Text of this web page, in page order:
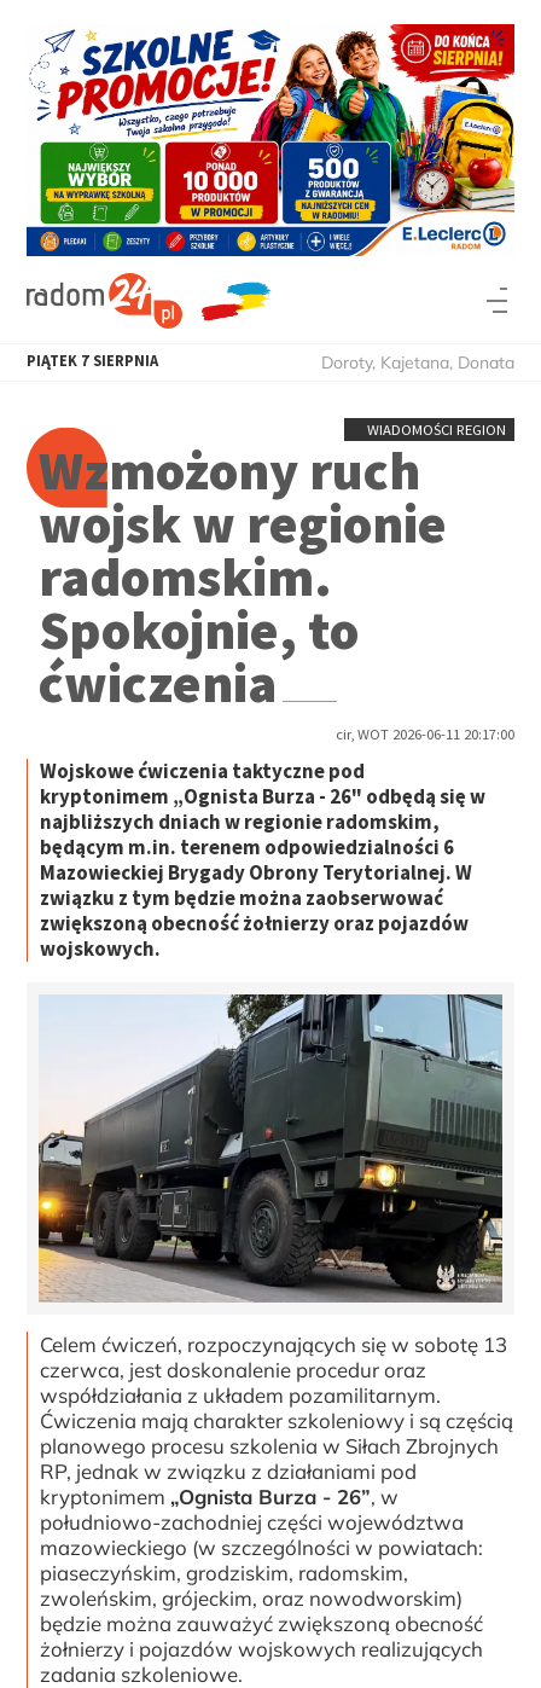
PIĄTEK 7 SIERPNIA Doroty, Kajetana, Donata
WIADOMOŚCI REGION
Wzmożony ruch
wojsk w regionie
radomskim.
Spokojnie, to
ćwiczenia
cir, WOT 2026-06-11 20:17:00
Wojskowe ćwiczenia taktyczne pod
kryptonimem „Ognista Burza - 26" odbędą się w
najbliższych dniach w regionie radomskim,
będącym m.in. terenem odpowiedzialności 6
Mazowieckiej Brygady Obrony Terytorialnej. W
związku z tym będzie można zaobserwować
zwiększoną obecność żołnierzy oraz pojazdów
wojskowych.
Celem ćwiczeń, rozpoczynających się w sobotę 13
czerwca, jest doskonalenie procedur oraz
współdziałania z układem pozamilitarnym.
Ćwiczenia mają charakter szkoleniowy i są częścią
planowego procesu szkolenia w Siłach Zbrojnych
RP, jednak w związku z działaniami pod
kryptonimem „Ognista Burza - 26”, w
południowo-zachodniej części województwa
mazowieckiego (w szczególności w powiatach:
piaseczyńskim, grodziskim, radomskim,
zwoleńskim, grójeckim, oraz nowodworskim)
będzie można zauważyć zwiększoną obecność
żołnierzy i pojazdów wojskowych realizujących
zadania szkoleniowe.